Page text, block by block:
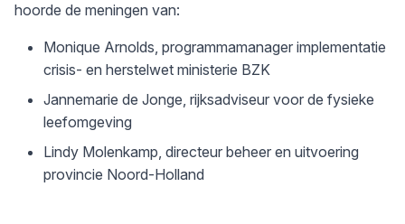
hoorde de meningen van:
Monique Arnolds, programmamanager implementatie
crisis- en herstelwet ministerie BZK
Jannemarie de Jonge, rijksadviseur voor de fysieke
leefomgeving
Lindy Molenkamp, directeur beheer en uitvoering
provincie Noord-Holland